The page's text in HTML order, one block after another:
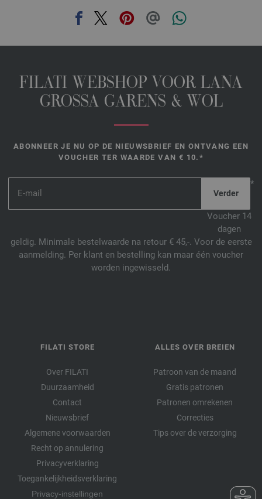
FILATI WEBSHOP VOOR LANA
GROSSA GARENS & WOL
ABONNEER JE NU OP DE NIEUWSBRIEF EN ONTVANG EEN
VOUCHER TER WAARDE VAN € 10.*
*
Voucher 14
dagen
geldig. Minimale bestelwaarde na retour € 45,-. Voor de eerste
aanmelding. Per klant en bestelling kan maar één voucher
worden ingewisseld.
FILATI STORE
Over FILATI
Duurzaamheid
Contact
Nieuwsbrief
Algemene voorwaarden
Recht op annulering
Privacyverklaring
Toegankelijkheidsverklaring
Privacy-instellingen
ALLES OVER BREIEN
Patroon van de maand
Gratis patronen
Patronen omrekenen
Correcties
Tips over de verzorging